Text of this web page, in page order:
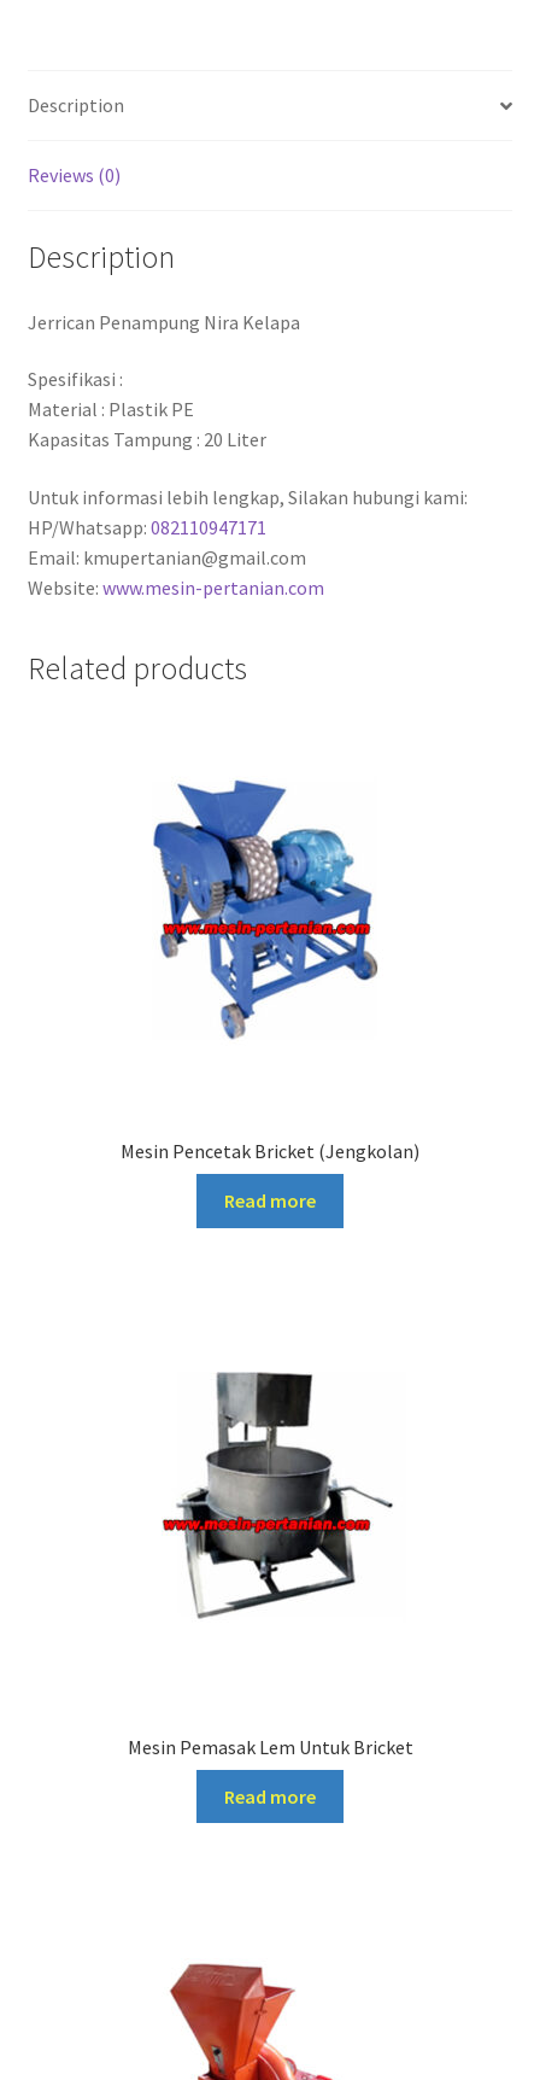
Description
Reviews (0)
Description
Jerrican Penampung Nira Kelapa
Spesifikasi :
Material : Plastik PE
Kapasitas Tampung : 20 Liter
Untuk informasi lebih lengkap, Silakan hubungi kami:
HP/Whatsapp: 082110947171
Email: kmupertanian@gmail.com
Website: www.mesin-pertanian.com
Related products
Mesin Pencetak Bricket (Jengkolan)
Read more
Mesin Pemasak Lem Untuk Bricket
Read more